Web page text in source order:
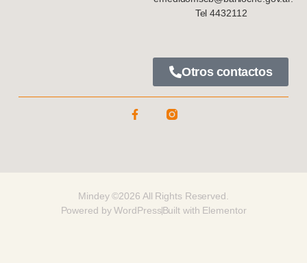
Tel 4432112
Otros contactos
Mindey ©2026 All Rights Reserved.
Powered by WordPressBuilt with Elementor